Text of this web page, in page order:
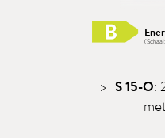
S 15-O: